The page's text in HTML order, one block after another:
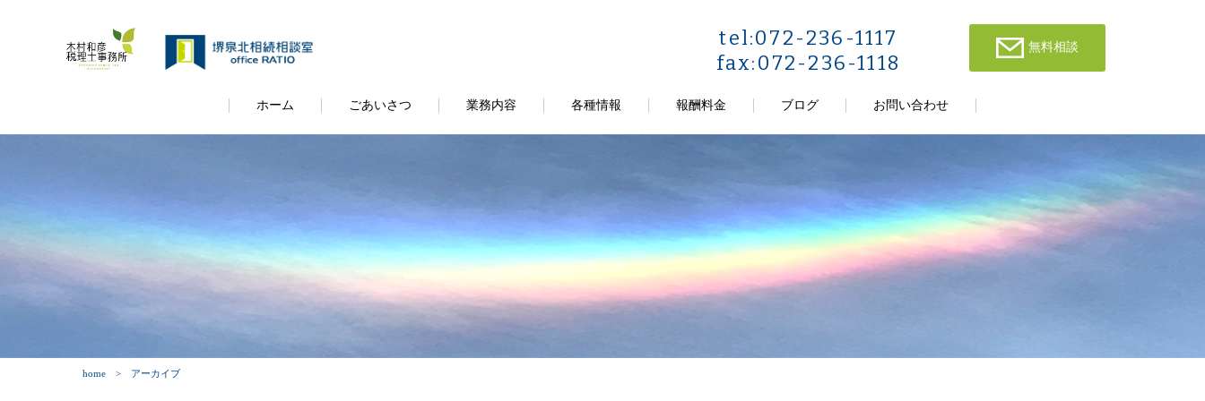
tel:072-236-1117
fax:072-236-1118
無料相談
ホーム ごあいさつ 業務内容 各種情報 報酬料金 ブログ お問い合わせ
home アーカイブ